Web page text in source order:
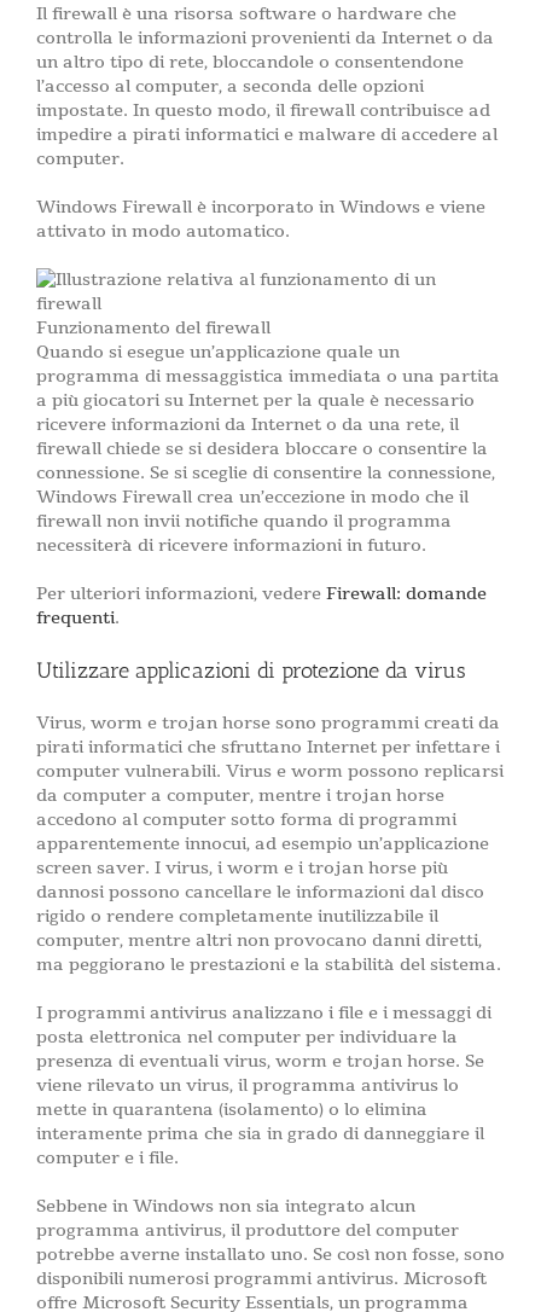
Il firewall è una risorsa software o hardware che
controlla le informazioni provenienti da Internet o da
un altro tipo di rete, bloccandole o consentendone
l’accesso al computer, a seconda delle opzioni
impostate. In questo modo, il firewall contribuisce ad
impedire a pirati informatici e malware di accedere al
computer.
Windows Firewall è incorporato in Windows e viene
attivato in modo automatico.
Funzionamento del firewall
Quando si esegue un’applicazione quale un
programma di messaggistica immediata o una partita
a più giocatori su Internet per la quale è necessario
ricevere informazioni da Internet o da una rete, il
firewall chiede se si desidera bloccare o consentire la
connessione. Se si sceglie di consentire la connessione,
Windows Firewall crea un’eccezione in modo che il
firewall non invii notifiche quando il programma
necessiterà di ricevere informazioni in futuro.
Per ulteriori informazioni, vedere Firewall: domande
frequenti.
Utilizzare applicazioni di protezione da virus
Virus, worm e trojan horse sono programmi creati da
pirati informatici che sfruttano Internet per infettare i
computer vulnerabili. Virus e worm possono replicarsi
da computer a computer, mentre i trojan horse
accedono al computer sotto forma di programmi
apparentemente innocui, ad esempio un’applicazione
screen saver. I virus, i worm e i trojan horse più
dannosi possono cancellare le informazioni dal disco
rigido o rendere completamente inutilizzabile il
computer, mentre altri non provocano danni diretti,
ma peggiorano le prestazioni e la stabilità del sistema.
I programmi antivirus analizzano i file e i messaggi di
posta elettronica nel computer per individuare la
presenza di eventuali virus, worm e trojan horse. Se
viene rilevato un virus, il programma antivirus lo
mette in quarantena (isolamento) o lo elimina
interamente prima che sia in grado di danneggiare il
computer e i file.
Sebbene in Windows non sia integrato alcun
programma antivirus, il produttore del computer
potrebbe averne installato uno. Se così non fosse, sono
disponibili numerosi programmi antivirus. Microsoft
offre Microsoft Security Essentials, un programma